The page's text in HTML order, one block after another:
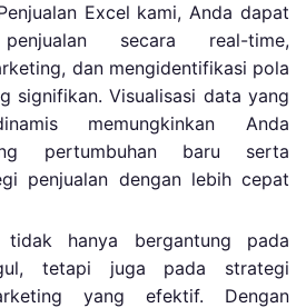
Excel kami, Anda dapat
secara real-time,
dan mengidentifikasi pola
signifikan. Visualisasi data yang
memungkinkan Anda
pertumbuhan baru serta
penjualan dengan lebih cepat
tidak hanya bergantung pada
tetapi juga pada strategi
yang efektif. Dengan